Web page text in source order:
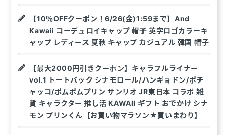
【10％OFFクーポン！6/26(金)1:59まで】And
Kawaii コーデュロイキャップ 帽子 英字ロゴカラーキ
ャップ レディース 夏秋 キャップ カジュアル 韓国 帽子
【最大2000円引きクーポン】キャラフルライナー
vol.1 トートバック シナモロール/ハンギョドン/ポチ
ャッコ/ポムポムプリン サンリオ JR東日本 コラボ 雑
貨 キャラクター 推し活 KAWAII ギフト おでかけ シナ
モン プリンくん【お買い物マラソン★買いまわり】